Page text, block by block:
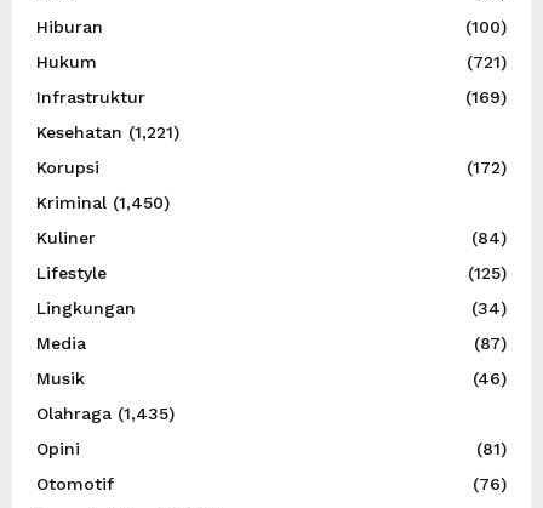
Hiburan
(100)
Hukum
(721)
Infrastruktur
(169)
Kesehatan (1,221)
Korupsi
(172)
Kriminal (1,450)
Kuliner
(84)
Lifestyle
(125)
Lingkungan
(34)
Media
(87)
Musik
(46)
Olahraga (1,435)
Opini
(81)
Otomotif
(76)